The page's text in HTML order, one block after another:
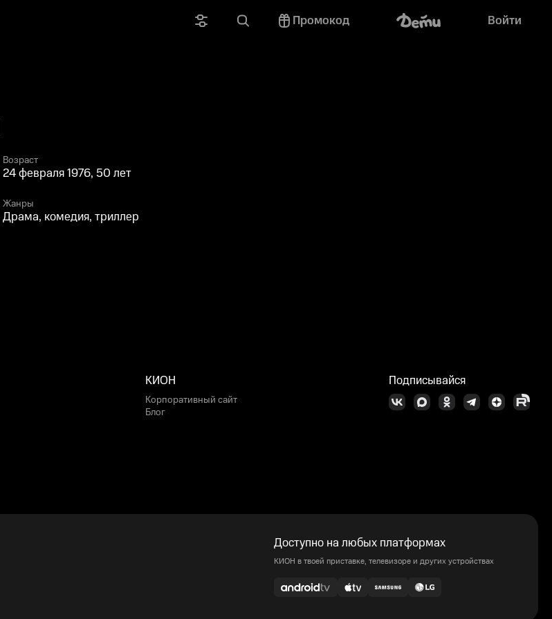
Промокод Войти
Возраст
24 февраля 1976, 50 лет
Жанры
Драма, комедия, триллер
КИОН
Корпоративный сайт
Блог
Подписывайся
Доступно на любых платформах
КИОН в твоей приставке, телевизоре и других устройствах